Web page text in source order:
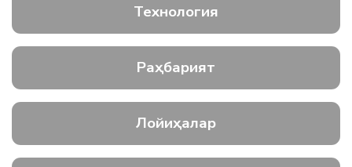
Технология
Раҳбарият
Лойиҳалар